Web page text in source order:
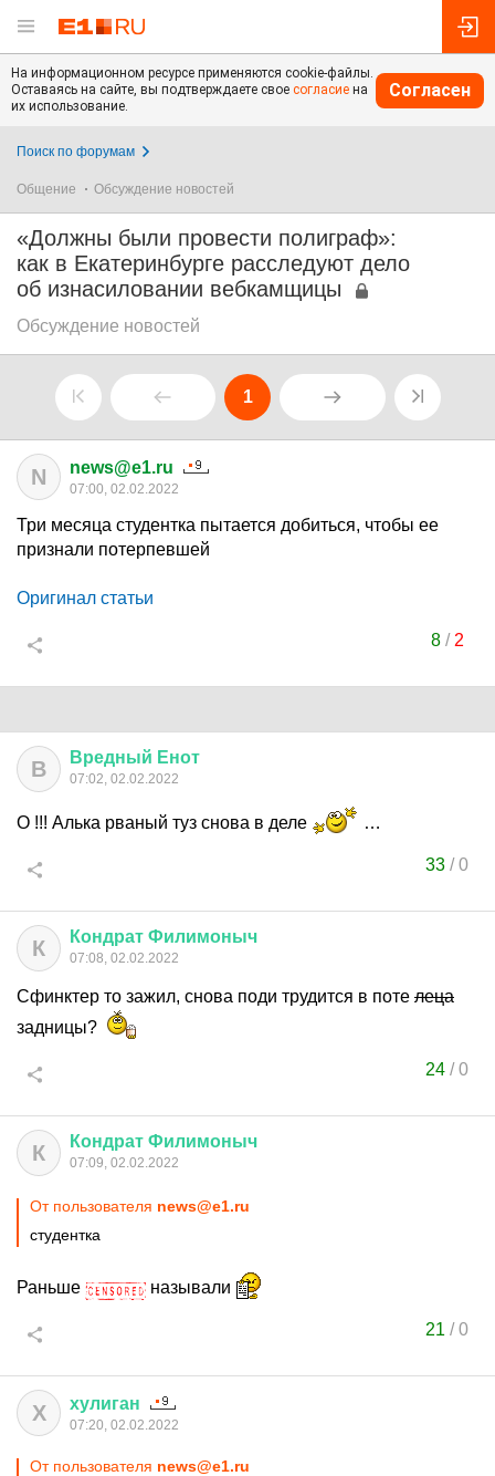
На информационном ресурсе применяются cookie-файлы.
Оставаясь на сайте, вы подтверждаете свое согласие на
их использование.
Согласен
Поиск по форумам
Общение Обсуждение новостей
«Должны были провести полиграф»:
как в Екатеринбурге расследуют дело
об изнасиловании вебкамщицы
Обсуждение новостей
1
N news@e1.ru
07:00, 02.02.2022
Три месяца студентка пытается добиться, чтобы ее
признали потерпевшей
Оригинал статьи
8/ 2
В Вредный Енот
07:02, 02.02.2022
О !!! Алька рваный туз снова в деле …
33 /0
К Кондрат Филимоныч
07:08, 02.02.2022
Сфинктер то зажил, снова поди трудится в поте леца
задницы?
24 /0
К Кондрат Филимоныч
07:09, 02.02.2022
От пользователя news@e1.ru
студентка
Раньше называли
21 /0
Х хулиган
07:20, 02.02.2022
От пользователя news@e1.ru